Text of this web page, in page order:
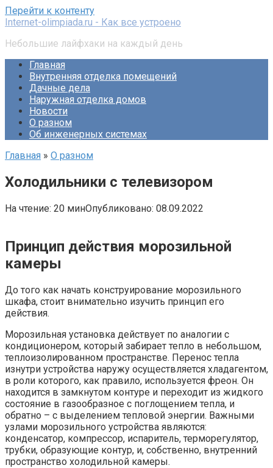
Перейти к контенту
Internet-olimpiada.ru - Как все устроено
Небольшие лайфхаки на каждый день
Главная
Внутренняя отделка помещений
Дачные дела
Наружная отделка домов
Новости
О разном
Об инженерных системах
Главная » О разном
Холодильники с телевизором
На чтение: 20 минОпубликовано: 08.09.2022
Принцип действия морозильной
камеры
До того как начать конструирование морозильного
шкафа, стоит внимательно изучить принцип его
действия.
Морозильная установка действует по аналогии с
кондиционером, который забирает тепло в небольшом,
теплоизолированном пространстве. Перенос тепла
изнутри устройства наружу осуществляется хладагентом,
в роли которого, как правило, используется фреон. Он
находится в замкнутом контуре и переходит из жидкого
состояние в газообразное с поглощением тепла, и
обратно – с выделением тепловой энергии. Важными
узлами морозильного устройства являются:
конденсатор, компрессор, испаритель, терморегулятор,
трубки, образующие контур, и, собственно, внутренний
пространство холодильной камеры.